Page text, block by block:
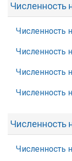
Численность
Численность
Численность
Численность
Численность
Численность
Численность